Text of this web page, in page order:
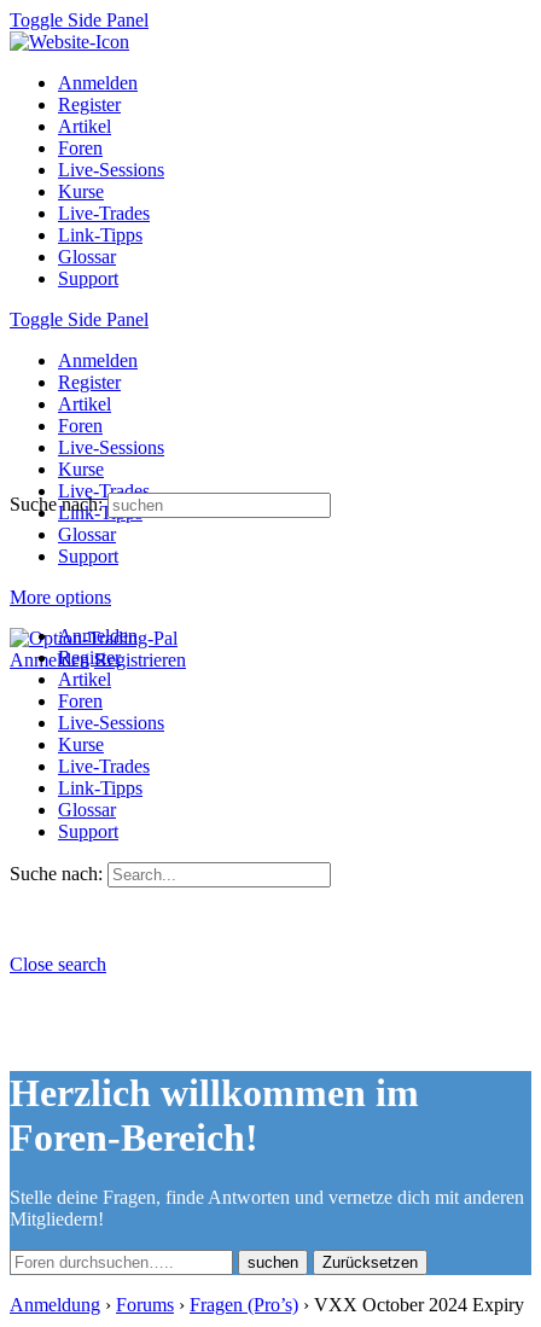
Toggle Side Panel
Anmelden
Register
Artikel
Foren
Live-Sessions
Kurse
Live-Trades
Link-Tipps
Glossar
Support
Toggle Side Panel
Anmelden
Register
Artikel
Foren
Live-Sessions
Kurse
Live-Trades
Link-Tipps
Glossar
Support
More options
Anmelden Registrieren
Suche nach:
Anmelden
Register
Artikel
Foren
Live-Sessions
Kurse
Live-Trades
Link-Tipps
Glossar
Support
Suche nach:
Close search
Herzlich willkommen im
Foren-Bereich!
Stelle deine Fragen, finde Antworten und vernetze dich mit anderen
Mitgliedern!
Zurücksetzen
Anmeldung › Forums › Fragen (Pro’s) › VXX October 2024 Expiry